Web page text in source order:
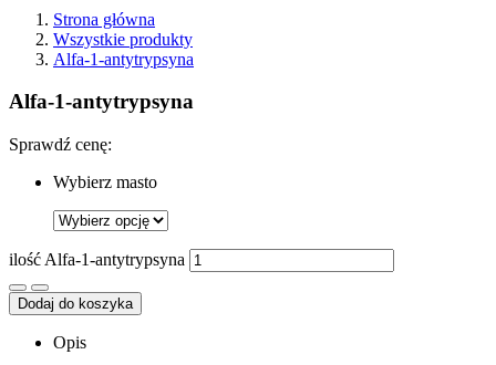
Strona główna
Wszystkie produkty
Alfa-1-antytrypsyna
Alfa-1-antytrypsyna
Sprawdź cenę:
Wybierz masto
ilość Alfa-1-antytrypsyna
Dodaj do koszyka
Opis